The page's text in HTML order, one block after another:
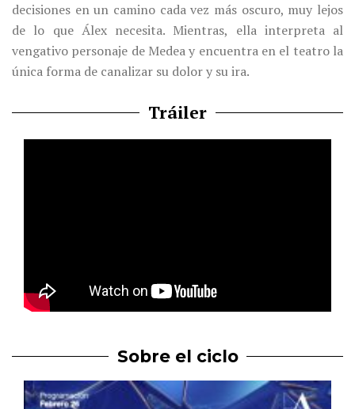
decisiones en un camino cada vez más oscuro, muy lejos
de lo que Álex necesita. Mientras, ella interpreta al
vengativo personaje de Medea y encuentra en el teatro la
única forma de canalizar su dolor y su ira.
Tráiler
Sobre el ciclo